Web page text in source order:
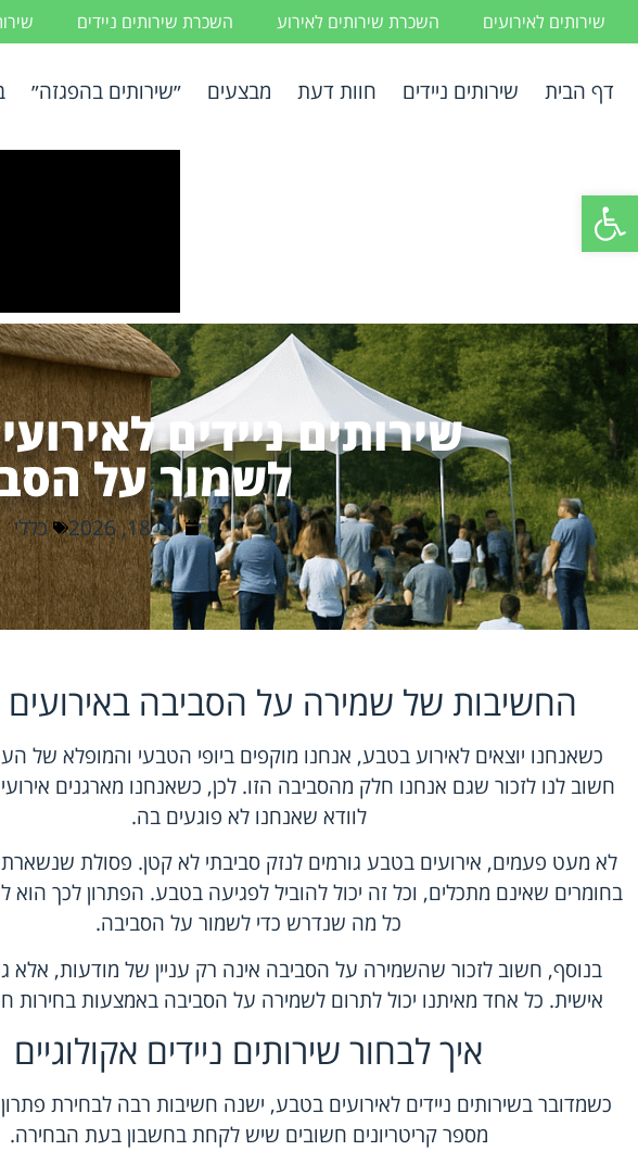
פתח סרגל נגישות
שירותים לאירועים השכרת שירותים לאירוע השכרת שירותים ניידים
דף הבית שירותים ניידים חוות דעת מבצעים ״שירותים בהפגזה״
שירותים ניידים
לשמור על
יוני 18, 2026 כללי
החשיבות של שמירה על הסביבה
כשאנחנו יוצאים לאירוע בטבע, אנחנו מוקפים ביופי הטבעי והמופלא של
חשוב לנו לזכור שגם אנחנו חלק מהסביבה הזו. לכן, כשאנחנו מארגנים
לוודא שאנחנו לא פוגעים בה.
לא מעט פעמים, אירועים בטבע גורמים לנזק סביבתי לא קטן. פסולת
בחומרים שאינם מתכלים, וכל זה יכול להוביל לפגיעה בטבע. הפתרון לכך
כל מה שנדרש כדי לשמור על הסביבה.
בנוסף, חשוב לזכור שהשמירה על הסביבה אינה רק עניין של מודעות, אלא
אישית. כל אחד מאיתנו יכול לתרום לשמירה על הסביבה באמצעות בחירות
איך לבחור שירותים ניידים אקולוגיים
כשמדובר בשירותים ניידים לאירועים בטבע, ישנה חשיבות רבה לבחירת פתרון
מספר קריטריונים חשובים שיש לקחת בחשבון בעת הבחירה.